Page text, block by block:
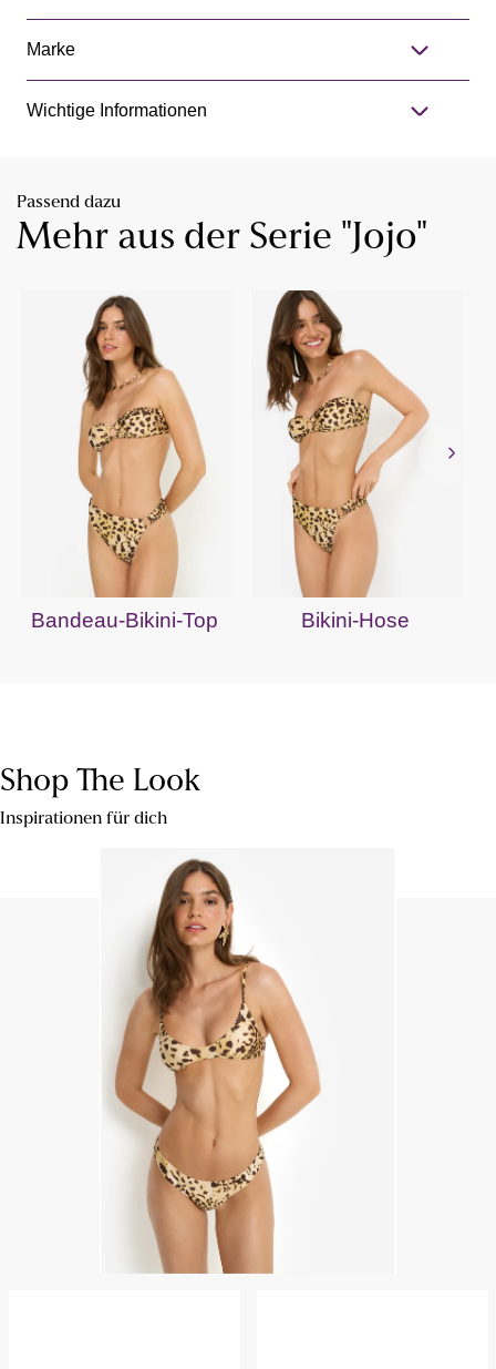
Marke
Wichtige Informationen
Passend dazu
Mehr aus der Serie "Jojo"
Bandeau-Bikini-Top Bikini-Hose
Shop The Look
Inspirationen für dich